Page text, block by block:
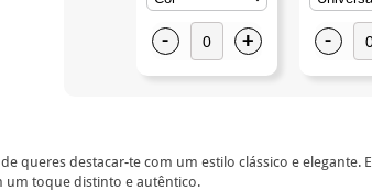
- + -
queres destacar-te com um estilo clássico e elegante.
um toque distinto e autêntico.